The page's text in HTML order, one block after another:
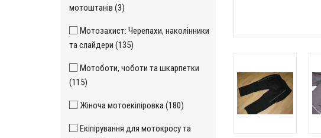
мотоштанів (3)
Мотозахист: Черепахи, наколінники
та слайдери (135)
Мотоботи, чоботи та шкарпетки
(115)
Жіноча мотоекіпіровка (180)
Екіпірування для мотокросу та